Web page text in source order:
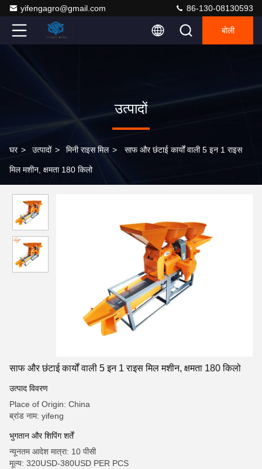
yifengagro@gmail.com 86-130-08130593
बोली
उत्पादों
घर > उत्पादों > मिनी राइस मिल > साफ और छंटाई कार्यों वाली 5 इन 1 राइस
मिल मशीन, क्षमता 180 किलो
साफ और छंटाई कार्यों वाली 5 इन 1 राइस मिल मशीन, क्षमता 180 किलो
उत्पाद विवरण
Place of Origin: China
ब्रांड नाम: yifeng
भुगतान और शिपिंग शर्तें
न्यूनतम आदेश मात्रा: 10 पीसी
मूल्य: 320USD-380USD PER PCS